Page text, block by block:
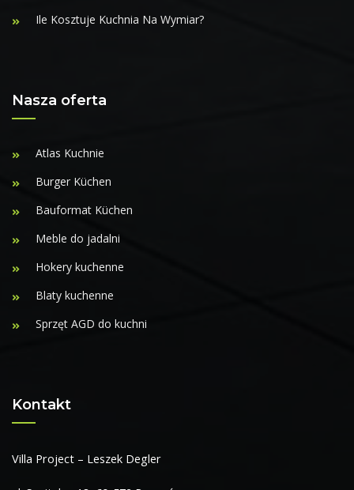
Ile Kosztuje Kuchnia Na Wymiar?
Nasza oferta
Atlas Kuchnie
Burger Küchen
Bauformat Küchen
Meble do jadalni
Hokery kuchenne
Blaty kuchenne
Sprzęt AGD do kuchni
Kontakt
Villa Project – Leszek Degler